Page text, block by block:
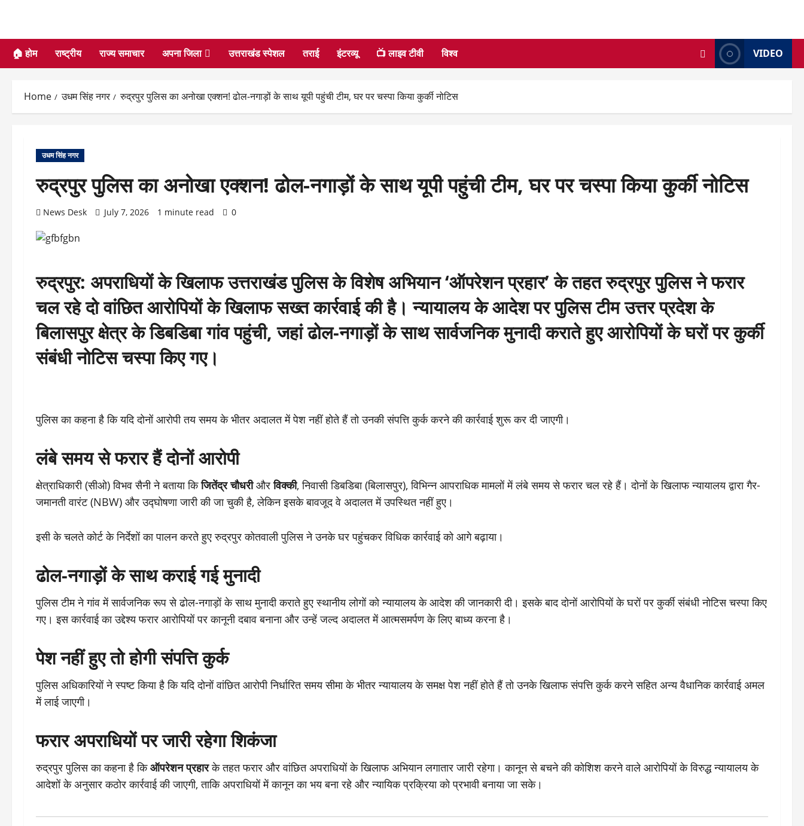
🏠 होम राष्ट्रीय राज्य समाचार अपना जिला उत्तराखंड स्पेशल तराई इंटरव्यू 📺 लाइव टीवी विश्व VIDEO
Home उधम सिंह नगर रुद्रपुर पुलिस का अनोखा एक्शन! ढोल-नगाड़ों के साथ यूपी पहुंची टीम, घर पर चस्पा किया कुर्की नोटिस
उधम सिंह नगर
रुद्रपुर पुलिस का अनोखा एक्शन! ढोल-नगाड़ों के साथ यूपी पहुंची टीम, घर पर चस्पा किया कुर्की नोटिस
News Desk July 7, 2026 1 minute read 0
रुद्रपुर: अपराधियों के खिलाफ उत्तराखंड पुलिस के विशेष अभियान‘ऑपरेशन प्रहार’के तहत रुद्रपुर पुलिस ने फरार
चल रहे दो वांछित आरोपियों के खिलाफ सख्त कार्रवाई की है। न्यायालय के आदेश पर पुलिस टीम उत्तर प्रदेश के
बिलासपुर क्षेत्र के डिबडिबा गांव पहुंची, जहां ढोल-नगाड़ों के साथ सार्वजनिक मुनादी कराते हुए आरोपियों के घरों पर कुर्की
संबंधी नोटिस चस्पा किए गए।
पुलिस का कहना है कि यदि दोनों आरोपी तय समय के भीतर अदालत में पेश नहीं होते हैं तो उनकी संपत्ति कुर्क करने की कार्रवाई शुरू कर दी जाएगी।
लंबे समय से फरार हैं दोनों आरोपी
क्षेत्राधिकारी (सीओ) विभव सैनी ने बताया किजितेंद्र चौधरीऔरविक्की, निवासी डिबडिबा (बिलासपुर), विभिन्न आपराधिक मामलों में लंबे समय से फरार चल रहे हैं। दोनों के खिलाफ न्यायालय द्वारा गैर-
जमानती वारंट (NBW) और उद्घोषणा जारी की जा चुकी है, लेकिन इसके बावजूद वे अदालत में उपस्थित नहीं हुए।
इसी के चलते कोर्ट के निर्देशों का पालन करते हुए रुद्रपुर कोतवाली पुलिस ने उनके घर पहुंचकर विधिक कार्रवाई को आगे बढ़ाया।
ढोल-नगाड़ों के साथ कराई गई मुनादी
पुलिस टीम ने गांव में सार्वजनिक रूप से ढोल-नगाड़ों के साथ मुनादी कराते हुए स्थानीय लोगों को न्यायालय के आदेश की जानकारी दी। इसके बाद दोनों आरोपियों के घरों पर कुर्की संबंधी नोटिस चस्पा किए
गए। इस कार्रवाई का उद्देश्य फरार आरोपियों पर कानूनी दबाव बनाना और उन्हें जल्द अदालत में आत्मसमर्पण के लिए बाध्य करना है।
पेश नहीं हुए तो होगी संपत्ति कुर्क
पुलिस अधिकारियों ने स्पष्ट किया है कि यदि दोनों वांछित आरोपी निर्धारित समय सीमा के भीतर न्यायालय के समक्ष पेश नहीं होते हैं तो उनके खिलाफ संपत्ति कुर्क करने सहित अन्य वैधानिक कार्रवाई अमल
में लाई जाएगी।
फरार अपराधियों पर जारी रहेगा शिकंजा
रुद्रपुर पुलिस का कहना है किऑपरेशन प्रहारके तहत फरार और वांछित अपराधियों के खिलाफ अभियान लगातार जारी रहेगा। कानून से बचने की कोशिश करने वाले आरोपियों के विरुद्ध न्यायालय के
आदेशों के अनुसार कठोर कार्रवाई की जाएगी, ताकि अपराधियों में कानून का भय बना रहे और न्यायिक प्रक्रिया को प्रभावी बनाया जा सके।